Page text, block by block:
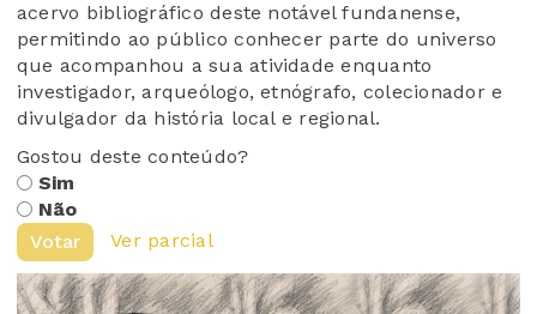
acervo bibliográfico deste notável fundanense,
permitindo ao público conhecer parte do universo
que acompanhou a sua atividade enquanto
investigador, arqueólogo, etnógrafo, colecionador e
divulgador da história local e regional.
Gostou deste conteúdo?
Sim
Não
Votar
Ver parcial